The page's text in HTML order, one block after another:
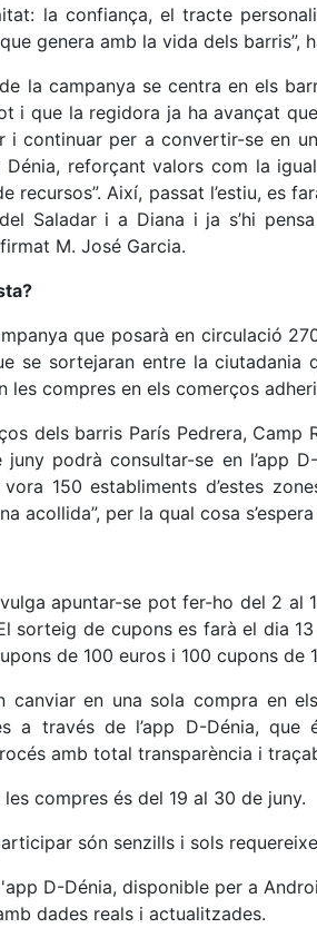
la confiança, el tracte
genera amb la vida dels barris”,
la campanya se centra en els
i que la regidora ja ha avançat
i continuar per a convertir-se en
reforçant valors com la
recursos”. Així, passat l’estiu, es
Saladar i a Diana i ja s’hi
M. José Garcia.
que posarà en circulació
se sortejaran entre la ciutadania
les compres en els comerços
dels barris París Pedrera, Camp
podrà consultar-se en l’app
150 establiments d’estes
acollida”, per la qual cosa
apuntar-se pot fer-ho del 2 al
sorteig de cupons es farà el dia
de 100 euros i 100 cupons de
canviar en una sola compra en
a través de l’app D-Dénia,
amb total transparència i
compres és del 19 al 30 de juny.
són senzills i sols
D-Dénia, disponible per a
dades reals i actualitzades.